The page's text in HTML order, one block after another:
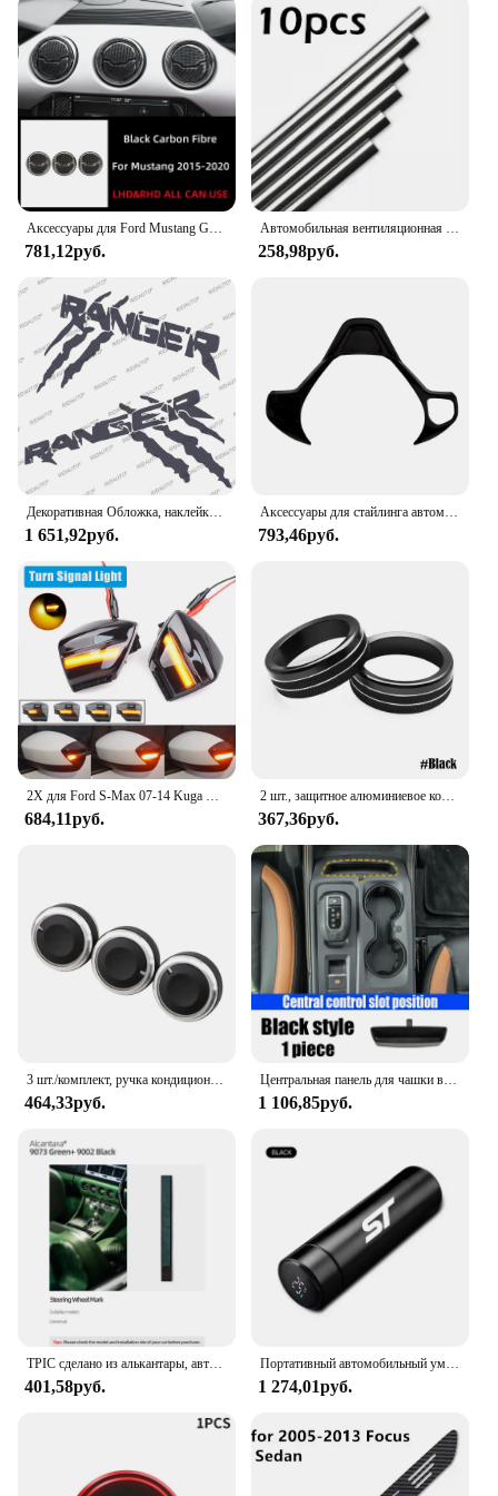
investment; they are designed to last. The material
used in their construction is resistant to corrosion
and wear, ensuring that they maintain their integrity
over time. This means that you can rely on them to
protect your vehicle's fenders from the elements, no
matter how long the journey. Whether you're a
weekend warrior or a daily commuter, these fender
liners are the perfect addition to your Ford F150,
offering both practicality and style.
Аксессуары для Ford Mustang GT 2015-2021, автомобильная Центральная панель из углеродного волокна, декоративная крышка для вентиляционного отверстия кондиционера, отделка
781,12руб.
Автомобильная вентиляционная решетка, для 307 Пежо, 206, Джип, Форд, Фокус 2, 3, VW, поло, гольф 4, 5, 7, Touran T5, T4
258,98руб.
Декоративная Обложка, наклейка с автонастройкой для Ford Ranger Raptor XLT XL letui T6 T9, отделка для пикапа, грузовика, кровати, кузова автомобиля, боковая наклейка
1 651,92руб.
Аксессуары для стайлинга автомобиля для Ford Fiesta MK7 2009-2017 Ecosport 2012-2017
793,46руб.
684,11руб.
2 шт., защитное алюминиевое кольцо для консоли Ford Mustang 2015-2020
367,36руб.
464,33руб.
Центральная панель для чашки воды для Ford Ranger 2024, Защитная панель, аксессуары для украшения интерьера автомобиля
1 106,85руб.
401,58руб.
Портативный автомобильный умный термос, 500 мл, изоляционная чашка с дисплеем температуры для FORD ST Focus x 2 Kuga FIESTA, Стайлинг автомобиля
1 274,01руб.